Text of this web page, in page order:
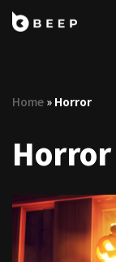
ン
へ
ス
ッ
プ
Home » Horror
Horror